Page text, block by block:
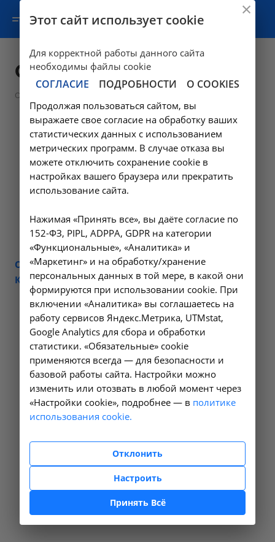
Структура
Образование
ОРГАНИЗАЦИОННАЯ СТРУКТУРА НИИ
КЛИНИЧЕСКОЙ МЕДИЦИНЫ
Этот сайт использует cookie
Для корректной работы данного сайта
необходимы файлы cookie
СОГЛАСИЕ ПОДРОБНОСТИ О COOKIES
Продолжая пользоваться сайтом, вы
выражаете свое согласие на обработку ваших
статистических данных с использованием
метрических программ. В случае отказа вы
можете отключить сохранение cookie в
настройках вашего браузера или прекратить
использование сайта.
Нажимая «Принять все», вы даёте согласие по
152-ФЗ, PIPL, ADPPA, GDPR на категории
«Функциональные», «Аналитика» и
«Маркетинг» и на обработку/хранение
персональных данных в той мере, в какой они
формируются при использовании cookie. При
включении «Аналитика» вы соглашаетесь на
работу сервисов Яндекс.Метрика, UTMstat,
Google Analytics для сбора и обработки
статистики. «Обязательные» cookie
применяются всегда — для безопасности и
базовой работы сайта. Настройки можно
изменить или отозвать в любой момент через
«Настройки cookie», подробнее — в политике
использования cookie.
Отклонить
Настроить
Принять Всё